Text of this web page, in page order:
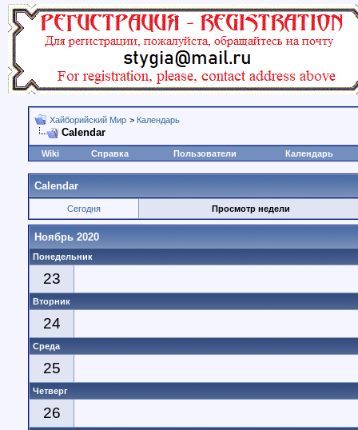
Хайборийский Мир > Календарь
Calendar
Wiki Справка Пользователи Календарь
Calendar
Сегодня Просмотр недели
Ноябрь 2020
Понедельник
23
Вторник
24
Среда
25
Четверг
26